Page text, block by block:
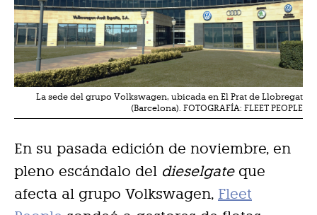
La sede del grupo Volkswagen, ubicada en El Prat de Llobregat
(Barcelona). FOTOGRAFÍA: FLEET PEOPLE
En su pasada edición de noviembre, en
pleno escándalo del dieselgateque
afecta al grupo Volkswagen, Fleet